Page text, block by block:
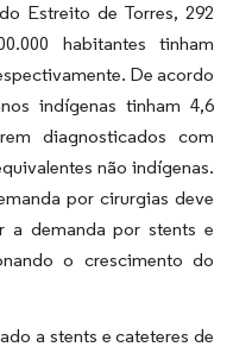
Estreito de Torres, 292
habitantes tinham
De acordo
indígenas tinham 4,6
diagnosticados com
não indígenas.
por cirurgias deve
a demanda por stents e
o crescimento do
a stents e cateteres de